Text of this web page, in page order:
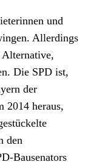
und
Allerdings
Die SPD ist,
der
2014 heraus,
den
Bausenators